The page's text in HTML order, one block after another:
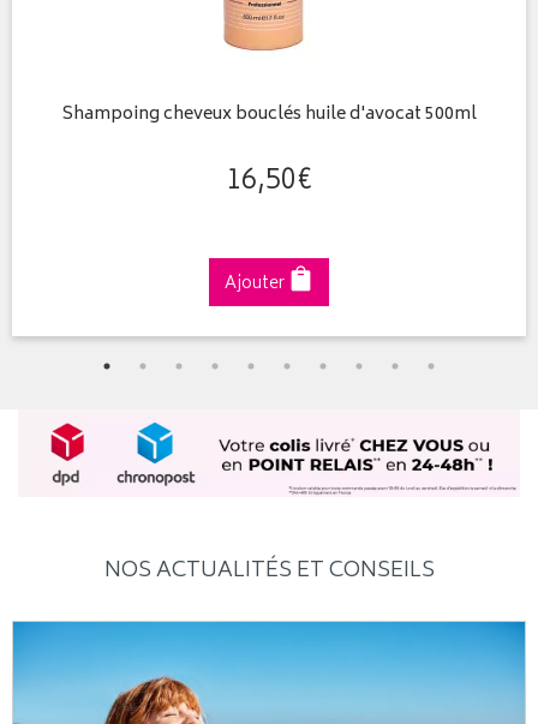
Shampoing cheveux bouclés huile d'avocat 500ml
16,50€
Ajouter
NOS ACTUALITÉS ET CONSEILS